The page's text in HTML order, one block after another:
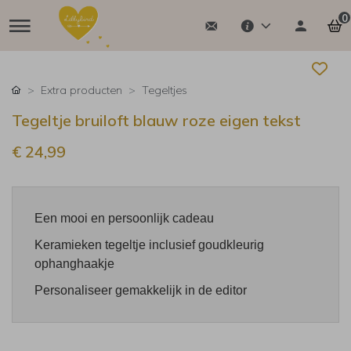
0
Extra producten Tegeltjes
Tegeltje bruiloft blauw roze eigen tekst
€ 24,99
Een mooi en persoonlijk cadeau
Keramieken tegeltje inclusief goudkleurig
ophanghaakje
Personaliseer gemakkelijk in de editor